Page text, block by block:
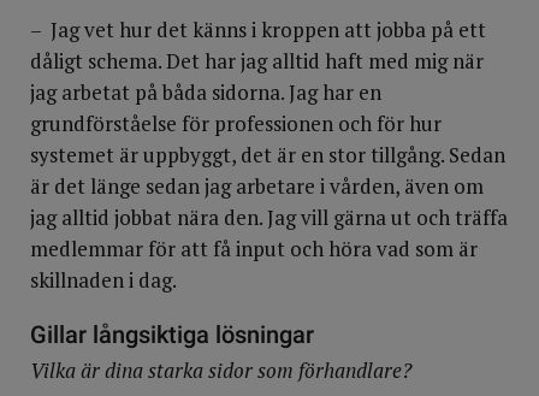
– Jag vet hur det känns i kroppen att jobba på ett
dåligt schema. Det har jag alltid haft med mig när
jag arbetat på båda sidorna. Jag har en
grundförståelse för professionen och för hur
systemet är uppbyggt, det är en stor tillgång. Sedan
är det länge sedan jag arbetare i vården, även om
jag alltid jobbat nära den. Jag vill gärna ut och träffa
medlemmar för att få input och höra vad som är
skillnaden i dag.
Gillar långsiktiga lösningar
Vilka är dina starka sidor som förhandlare?